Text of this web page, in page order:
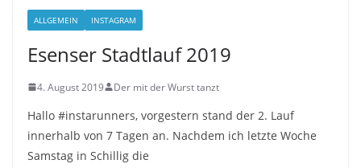
ALLGEMEIN INSTAGRAM
Esenser Stadtlauf 2019
4. August 2019 Der mit der Wurst tanzt
Hallo #instarunners, vorgestern stand der 2. Lauf
innerhalb von 7 Tagen an. Nachdem ich letzte Woche
Samstag in Schillig die